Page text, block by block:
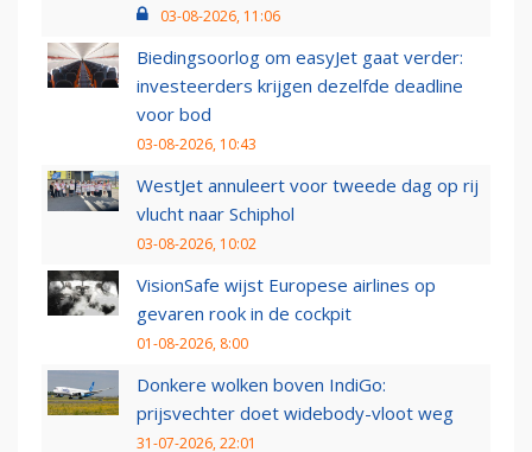
03-08-2026, 11:06
Biedingsoorlog om easyJet gaat verder:
investeerders krijgen dezelfde deadline
voor bod
03-08-2026, 10:43
WestJet annuleert voor tweede dag op rij
vlucht naar Schiphol
03-08-2026, 10:02
VisionSafe wijst Europese airlines op
gevaren rook in de cockpit
01-08-2026, 8:00
Donkere wolken boven IndiGo:
prijsvechter doet widebody-vloot weg
31-07-2026, 22:01